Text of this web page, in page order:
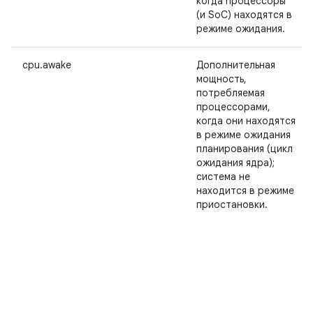
(и SoC) находятся в
режиме ожидания.
cpu.awake
Дополнительная
мощность,
потребляемая
процессорами,
когда они находятся
в режиме ожидания
планирования (цикл
ожидания ядра);
система не
находится в режиме
приостановки.